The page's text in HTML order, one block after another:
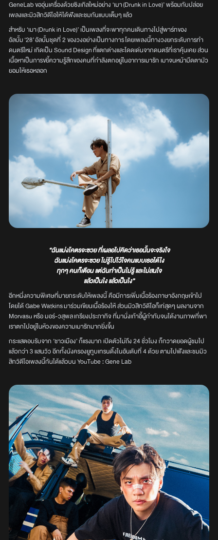
GeneLab ขออุ่นเครื่องด้วยซิงเกิลใหม่อย่าง ‘เมา (Drunk in Love)’ พร้อมกับปล่อย
เพลงและมิวสิกวิดีโอให้ได้ฟังและชมกันแบบเต็มๆ แล้ว
สำหรับ ‘เมา (Drunk in Love)’ เป็นเพลงที่จะพาทุกคนเดินทางไปสู่พาร์ทของ
อัลบั้ม ‘28’ อัลบั้มชุดที่ 2 ของวงอย่างเป็นทางการ โดยเพลงนี้ทางวงยกระดับการทำ
ดนตรีใหม่ เกิดเป็น Sound Design ที่แตกต่างและโดดเด่นจากดนตรีที่เราคุ้นเคย ส่วน
เนื้อหาเป็นการขยี้ความรู้สึกของคนที่กำลังตกอยู่ในอาการเมารัก เมาจนหน้ามืดตามัว
ยอมให้เธอหลอก
“ฉันแม่งโคตรจะซวย ที่เผลอไปคิดว่าเธอนั้นจะจริงใจ
ฉันแม่งโคตรจะซวย ไม่รู้ไปไว้ใจคนแบบเธอได้ไง
ทุกๆ คนก็เตือน แต่ฉันทำเป็นไม่รู้ และไม่สนใจ
แล้วเป็นไง แล้วเป็นไง”
อีกหนึ่งความพิเศษที่มายกระดับให้เพลงนี้ คือมีการเพิ่มเนื้อร้องภาษาอังกฤษเข้าไป
โดยได้ Gabe Watkins มาร่วมเขียนเนื้อร้องให้ ส่วนมิวสิกวิดีโอก็เท่สุดๆ ผลงานจาก
Morvasu หรือ มอร์-วสุพล เกรียงประภากิจ ที่มานั่งเก้าอี้ผู้กำกับจนได้งานภาพที่พา
เราตกไปอยู่ในห้วงของความเมารักมากยิ่งขึ้น
กระแสตอบรับจาก ‘ชาวเมือง’ ก็แรงมาก เปิดตัวไม่ถึง 24 ชั่วโมง ก็กวาดยอดผู้ชมไป
แล้วกว่า 3 แสนวิว อีกทั้งนังครองยูทูบเทรนดิ้งในอันดับที่ 4 ด้วย ตามไปฟังและชมมิว
สิกวิดีโอเพลงนี้กันได้แล้วบน YouTube : Gene Lab